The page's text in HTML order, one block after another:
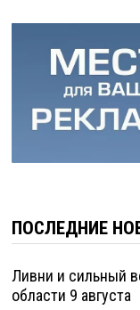
ПОСЛЕДНИЕ
Ливни и сильный
области 9 августа